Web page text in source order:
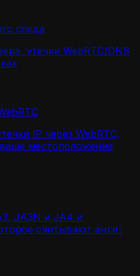
следа
утечки WebRTC/DNS
IP через WebRTC,
местоположение
JA3N и JA4 и
считывают анти-